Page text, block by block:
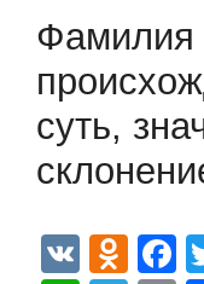
Фамилия
суть,
V
O
F